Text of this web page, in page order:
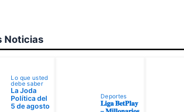
Noticias
Lo que usted
debe saber
La Joda
Política del
5 de agosto
Deportes
𝐋𝐢𝐠𝐚 𝐁𝐞𝐭𝐏𝐥𝐚𝐲